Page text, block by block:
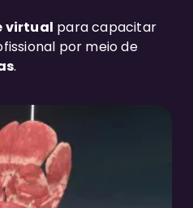
virtual para capacitar
por meio de
.